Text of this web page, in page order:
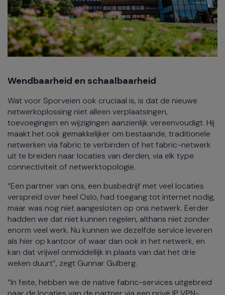
Wendbaarheid en schaalbaarheid
Wat voor Sporveien ook cruciaal is, is dat de nieuwe
netwerkoplossing niet alleen verplaatsingen,
toevoegingen en wijzigingen aanzienlijk vereenvoudigt. Hij
maakt het ook gemakkelijker om bestaande, traditionele
netwerken via fabric te verbinden of het fabric-netwerk
uit te breiden naar locaties van derden, via elk type
connectiviteit of netwerktopologie.
“Een partner van ons, een busbedrijf met veel locaties
verspreid over heel Oslo, had toegang tot internet nodig,
maar was nog niet aangesloten op ons netwerk. Eerder
hadden we dat niet kunnen regelen, althans niet zonder
enorm veel werk. Nu kunnen we dezelfde service leveren
als hier op kantoor of waar dan ook in het netwerk, en
kan dat vrijwel onmiddellijk in plaats van dat het drie
weken duurt”, zegt Gunnar Gulberg.
“In feite, hebben we de native fabric-services uitgebreid